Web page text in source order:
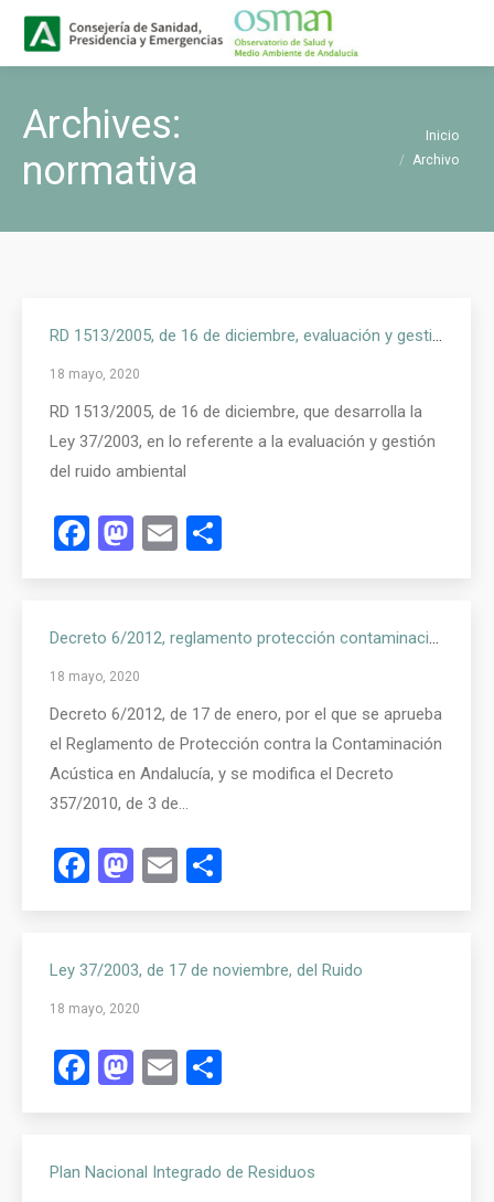
Archives:
normativa
Estás aquí:Inicio
Archivo
RD 1513/2005, de 16 de diciembre, evaluación y gestión ruido
18 mayo, 2020
RD 1513/2005, de 16 de diciembre, que desarrolla la
Ley 37/2003, en lo referente a la evaluación y gestión
del ruido ambiental
Facebook
Mastodon
Email
Decreto 6/2012, reglamento protección contaminación acústica Andalucía
18 mayo, 2020
Decreto 6/2012, de 17 de enero, por el que se aprueba
el Reglamento de Protección contra la Contaminación
Acústica en Andalucía, y se modifica el Decreto
357/2010, de 3 de…
Facebook
Mastodon
Email
Ley 37/2003, de 17 de noviembre, del Ruido
18 mayo, 2020
Facebook
Mastodon
Email
Plan Nacional Integrado de Residuos